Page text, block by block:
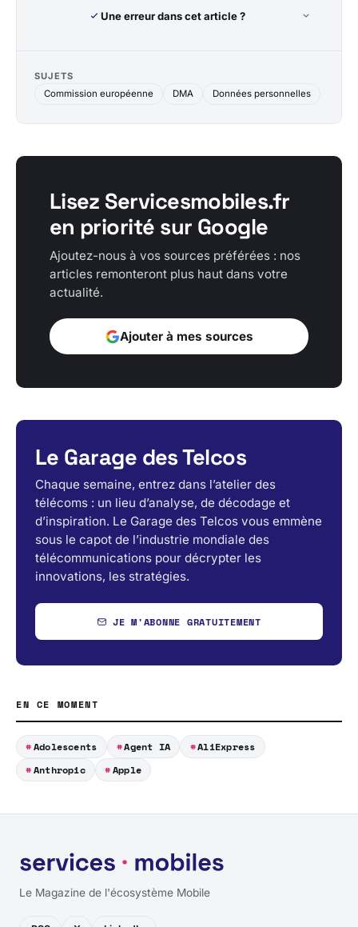
Une erreur dans cet article ?
SUJETS
Commission européenne
DMA Données personnelles
Lisez Servicesmobiles.fr
en priorité sur Google
Ajoutez-nous à vos sources préférées : nos
articles remonteront plus haut dans votre
actualité.
Ajouter à mes sources
Le Garage des Telcos
Chaque semaine, entrez dans l’atelier des
télécoms : un lieu d’analyse, de décodage et
d’inspiration. Le Garage des Telcos vous emmène
sous le capot de l’industrie mondiale des
télécommunications pour décrypter les
innovations, les stratégies.
JE M'ABONNE GRATUITEMENT
EN CE MOMENT
Adolescents Agent IA
AliExpress
Anthropic
Apple
Le Magazine de l'écosystème Mobile